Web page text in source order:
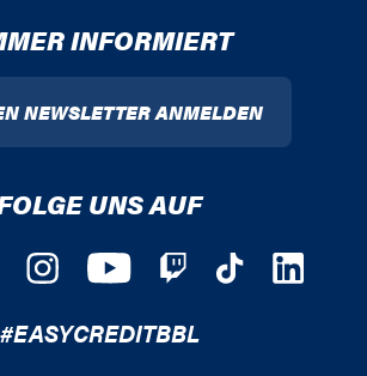
INFORMIERT
NEWSLETTER ANMELDEN
UNS AUF
#EASYCREDITBBL